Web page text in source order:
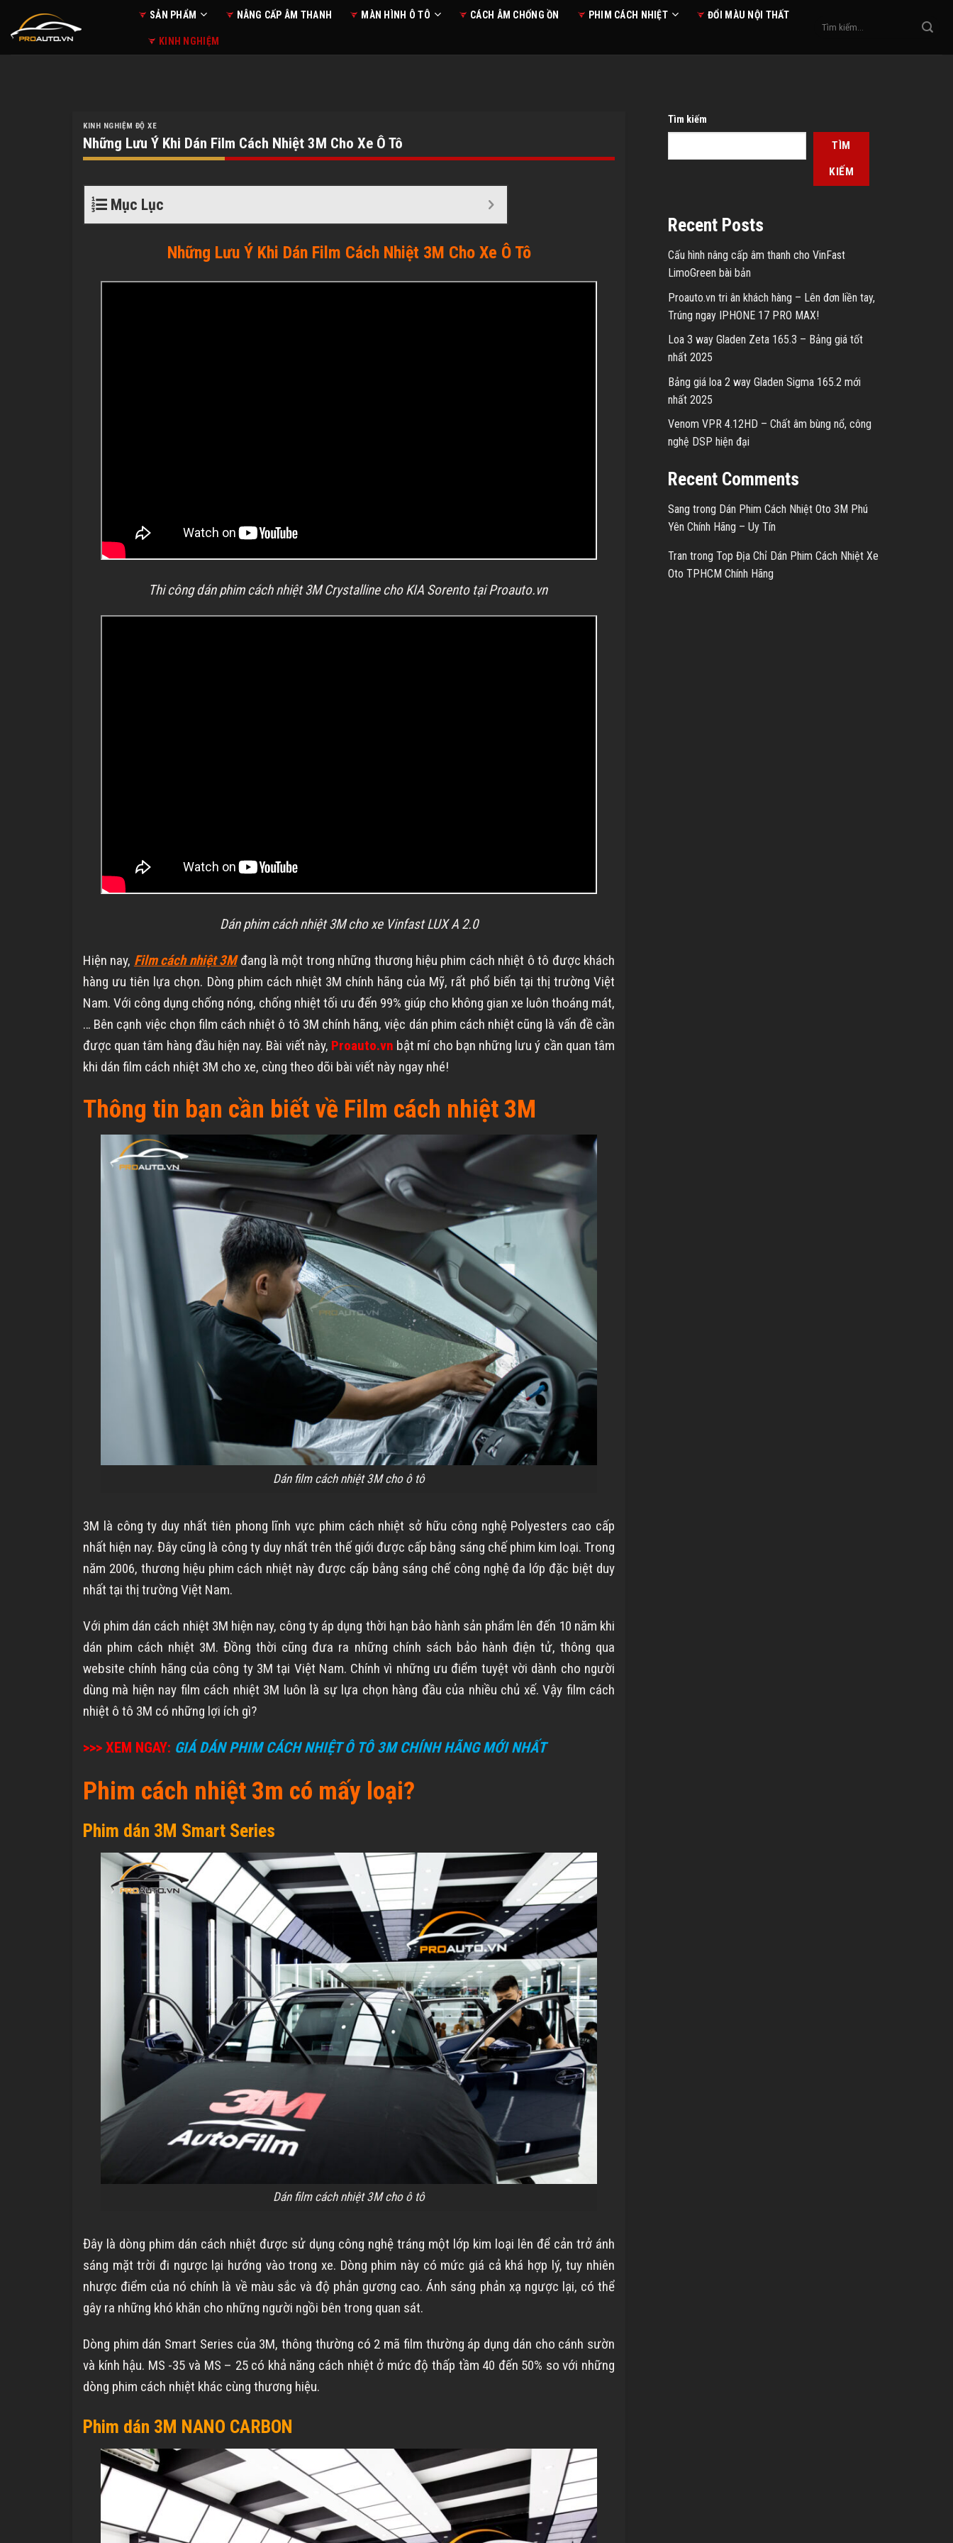
content
SẢN PHẨM NÂNG CẤP ÂM THANH MÀN HÌNH Ô TÔ CÁCH ÂM CHỐNG ỒN PHIM CÁCH NHIỆT ĐỔI MÀU NỘI THẤT
KINH NGHIỆM
Tìm
KINH NGHIỆM ĐỘ XE
Những Lưu Ý Khi Dán Film Cách Nhiệt 3M Cho Xe Ô Tô
Mục Lục
Những Lưu Ý Khi Dán Film Cách Nhiệt 3M Cho Xe Ô Tô
Thi công dán phim cách nhiệt 3M Crystalline cho KIA Sorento tại Proauto.vn
Dán phim cách nhiệt 3M cho xe Vinfast LUX A 2.0
Hiện nay, Film cách nhiệt 3Mđang là một trong những thương hiệu phim cách nhiệt ô tô được khách
hàng ưu tiên lựa chọn. Dòng phim cách nhiệt 3M chính hãng của Mỹ, rất phổ biến tại thị trường Việt
Nam. Với công dụng chống nóng, chống nhiệt tối ưu đến 99% giúp cho không gian xe luôn thoáng mát,
… Bên cạnh việc chọn film cách nhiệt ô tô 3M chính hãng, việc dán phim cách nhiệt cũng là vấn đề cần
được quan tâm hàng đầu hiện nay. Bài viết này, Proauto.vn bật mí cho bạn những lưu ý cần quan tâm
khi dán film cách nhiệt 3M cho xe, cùng theo dõi bài viết này ngay nhé!
Thông tin bạn cần biết về Film cách nhiệt 3M
Dán film cách nhiệt 3M cho ô tô
3M là công ty duy nhất tiên phong lĩnh vực phim cách nhiệt sở hữu công nghệ Polyesters cao cấp
nhất hiện nay. Đây cũng là công ty duy nhất trên thế giới được cấp bằng sáng chế phim kim loại. Trong
năm 2006, thương hiệu phim cách nhiệt này được cấp bằng sáng chế công nghệ đa lớp đặc biệt duy
nhất tại thị trường Việt Nam.
Với phim dán cách nhiệt 3M hiện nay, công ty áp dụng thời hạn bảo hành sản phẩm lên đến 10 năm khi
dán phim cách nhiệt 3M. Đồng thời cũng đưa ra những chính sách bảo hành điện tử, thông qua
website chính hãng của công ty 3M tại Việt Nam. Chính vì những ưu điểm tuyệt vời dành cho người
dùng mà hiện nay film cách nhiệt 3M luôn là sự lựa chọn hàng đầu của nhiều chủ xế. Vậy film cách
nhiệt ô tô 3M có những lợi ích gì?
>>> XEM NGAY: GIÁ DÁN PHIM CÁCH NHIỆT Ô TÔ 3M CHÍNH HÃNG MỚI NHẤT
Phim cách nhiệt 3m có mấy loại?
Phim dán 3M Smart Series
Dán film cách nhiệt 3M cho ô tô
Đây là dòng phim dán cách nhiệt được sử dụng công nghệ tráng một lớp kim loại lên để cản trở ánh
sáng mặt trời đi ngược lại hướng vào trong xe. Dòng phim này có mức giá cả khá hợp lý, tuy nhiên
nhược điểm của nó chính là về màu sắc và độ phản gương cao. Ánh sáng phản xạ ngược lại, có thể
gây ra những khó khăn cho những người ngồi bên trong quan sát.
Dòng phim dán Smart Series của 3M, thông thường có 2 mã film thường áp dụng dán cho cánh sườn
và kính hậu. MS -35 và MS – 25 có khả năng cách nhiệt ở mức độ thấp tầm 40 đến 50% so với những
dòng phim cách nhiệt khác cùng thương hiệu.
Phim dán 3M NANO CARBON
Tìm kiếm
TÌM
KIẾM
Recent Posts
Cấu hình nâng cấp âm thanh cho VinFast
LimoGreen bài bản
Proauto.vn tri ân khách hàng – Lên đơn liền tay,
Trúng ngay IPHONE 17 PRO MAX!
Loa 3 way Gladen Zeta 165.3 – Bảng giá tốt
nhất 2025
Bảng giá loa 2 way Gladen Sigma 165.2 mới
nhất 2025
Venom VPR 4.12HD – Chất âm bùng nổ, công
nghệ DSP hiện đại
Recent Comments
Sang trong Dán Phim Cách Nhiệt Oto 3M Phú
Yên Chính Hãng – Uy Tín
Tran trong Top Địa Chỉ Dán Phim Cách Nhiệt Xe
Oto TPHCM Chính Hãng